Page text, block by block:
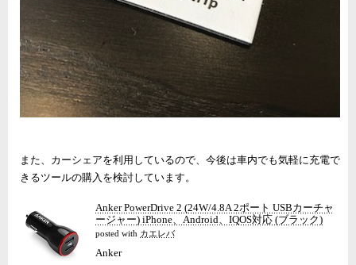
また、カーシェアを利用しているので、今後は車内でも気軽に充電で
きるツールの購入を検討しています。
Anker PowerDrive 2 (24W/4.8A 2ポート USBカーチャ
ージャー) iPhone、Android、IQOS対応 (ブラック)
posted with カエレバ
Anker